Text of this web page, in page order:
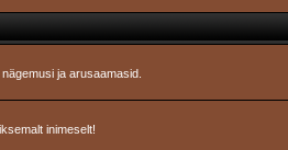
ja arusaamasid.
inimeselt!